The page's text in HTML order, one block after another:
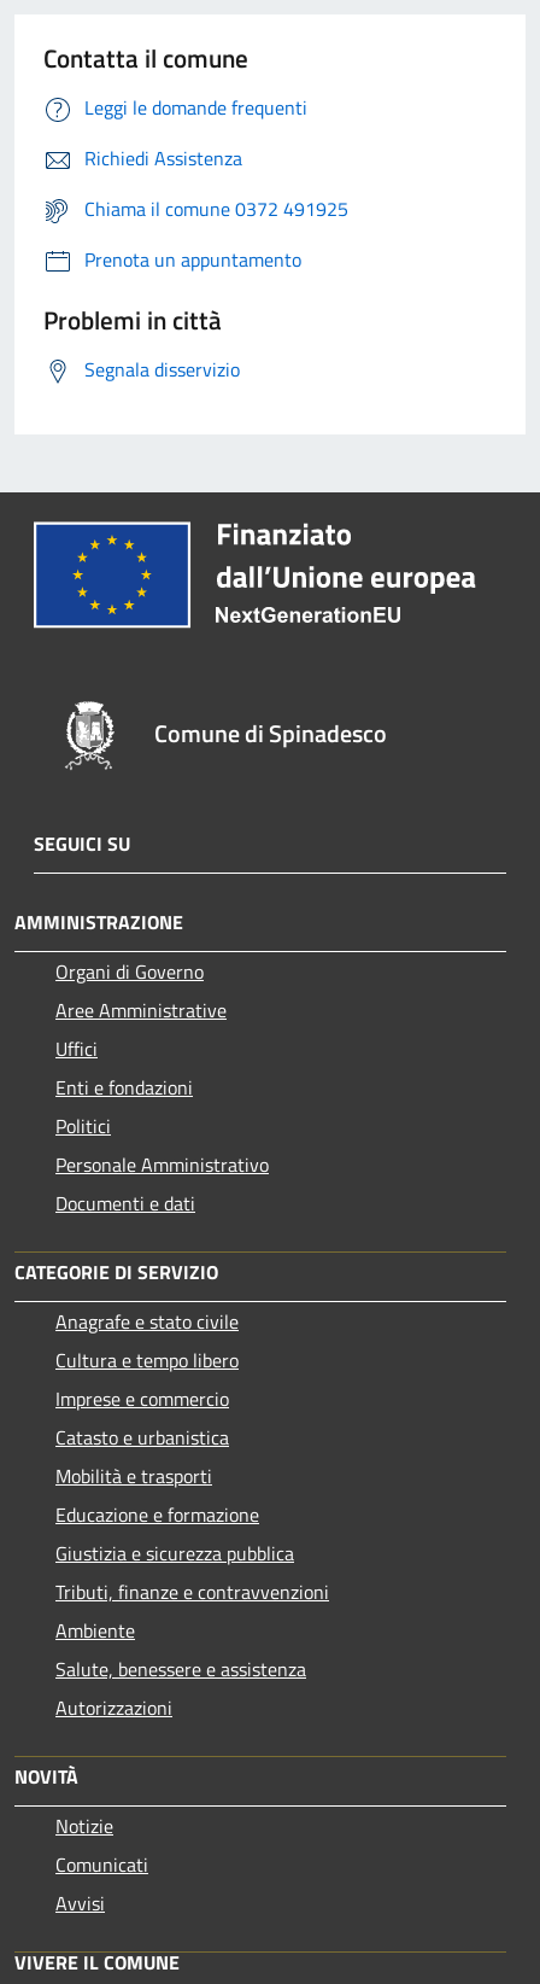
Contatta il comune
Leggi le domande frequenti
Richiedi Assistenza
Chiama il comune 0372 491925
Prenota un appuntamento
Problemi in città
Segnala disservizio
Comune di Spinadesco
SEGUICI SU
AMMINISTRAZIONE
Organi di Governo
Aree Amministrative
Uffici
Enti e fondazioni
Politici
Personale Amministrativo
Documenti e dati
CATEGORIE DI SERVIZIO
Anagrafe e stato civile
Cultura e tempo libero
Imprese e commercio
Catasto e urbanistica
Mobilità e trasporti
Educazione e formazione
Giustizia e sicurezza pubblica
Tributi, finanze e contravvenzioni
Ambiente
Salute, benessere e assistenza
Autorizzazioni
NOVITÀ
Notizie
Comunicati
Avvisi
VIVERE IL COMUNE